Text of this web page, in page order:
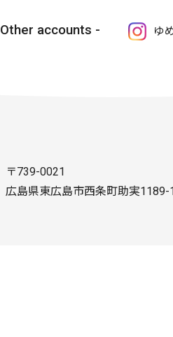
Other accounts ゆ
〒739-0021
広島県東広島市西条町助実1189-